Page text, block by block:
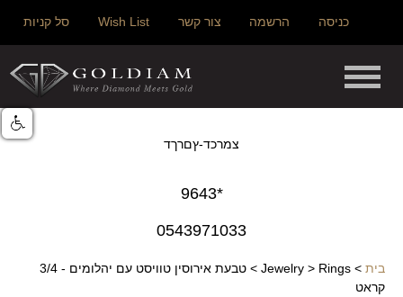
כניסה הרשמה צור קשר Wish List סל קניות
צמרכד-ץםרךד
*9643
0543971033
בית >
Jewelry > Rings
>
טבעת אירוסין טוויסט עם יהלומים - 3/4
קראט